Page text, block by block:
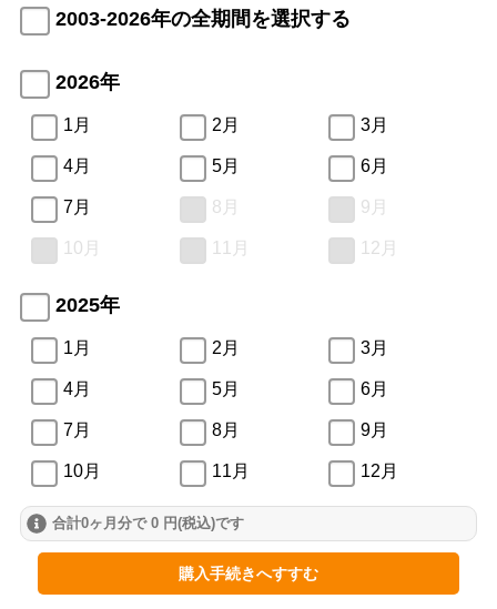
2003-2026年の全期間を選択する
2026年
1月 2月 3月
4月 5月 6月
7月 8月 9月
10月 11月 12月
2025年
1月 2月 3月
4月 5月 6月
7月 8月 9月
10月 11月 12月
2024年
2月
合計0ヶ月分で 0 円(税込)です
購入手続きへすすむ